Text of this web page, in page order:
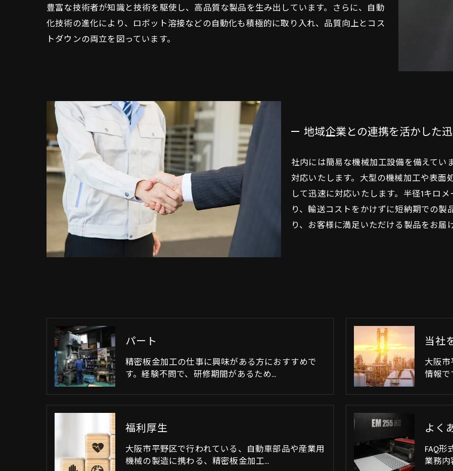
豊富な技術者が知識と技術を駆使し、高品質な製品を生み出しています。さらに、自動
化技術の進化により、ロボット溶接などの自動化も積極的に取り入れ、品質向上とコス
トダウンの両立を図っています。
地域企業との連携を活かした
社内には簡易な機械加工設備を備えて
対応いたします。大型の機械加工や表
して迅速に対応いたします。半径1キロ
り、輸送コストをかけずに短納期での
り、お客様に満足いただける製品をお届
パート
精密板金加工の仕事に興味がある方におすすめで
す。経験不問で、研修期間があるため…
当社
大阪
情報
福利厚生
大阪市平野区で行われている、自動車部品や産業用
機械の製造に携わる、精密板金加工…
よく
FAQ
業務